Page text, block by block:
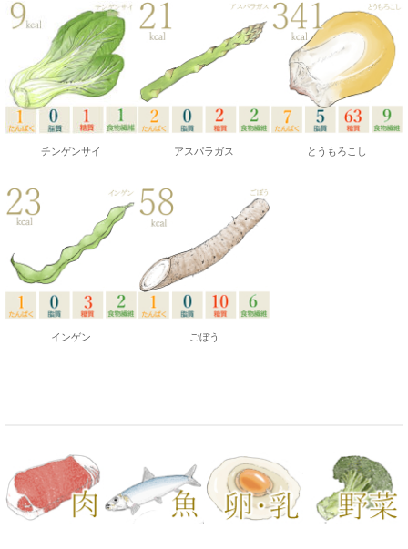
チンゲンサイ
インゲン
アスパラガス
ごぼう
とうもろこし